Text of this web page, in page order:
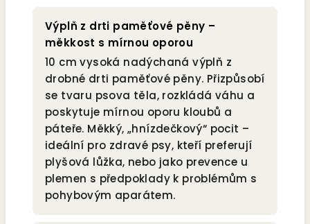
Výplň z drti paměťové pěny –
měkkost s mírnou oporou
10 cm vysoká nadýchaná výplň z
drobné drti paměťové pěny. Přizpůsobí
se tvaru psova těla, rozkládá váhu a
poskytuje mírnou oporu kloubů a
páteře. Měkký, „hnízdečkový“ pocit –
ideální pro zdravé psy, kteří preferují
plyšová lůžka, nebo jako prevence u
plemen s předpoklady k problémům s
pohybovým aparátem.